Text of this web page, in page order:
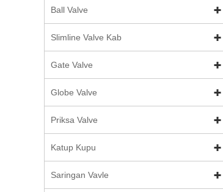
Ball Valve
Slimline Valve Kab
Gate Valve
Globe Valve
Priksa Valve
Katup Kupu
Saringan Vavle